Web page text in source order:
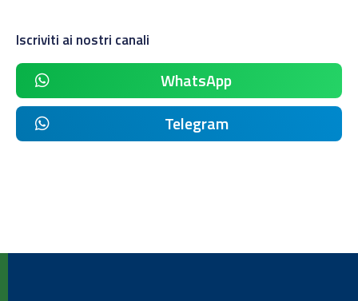
Iscriviti ai nostri canali
WhatsApp
Telegram